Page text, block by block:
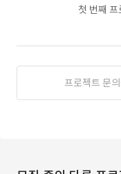
첫 번째
프로젝트 문